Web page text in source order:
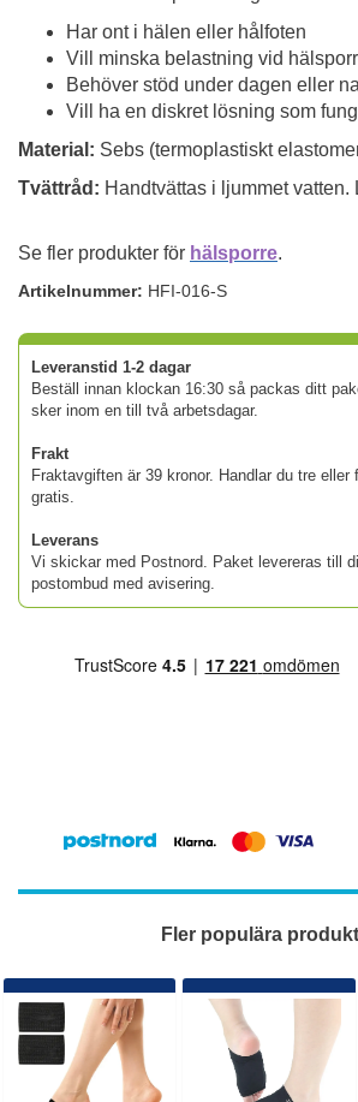
Har ont i hälen eller hålfoten
Vill minska belastning vid
Behöver stöd under dagen eller
Vill ha en diskret lösning som
Material: Sebs (termoplastiskt
Tvättråd: Handtvättas i ljummet vatten.
Se fler produkter för hälsporre.
Artikelnummer: HFI-016-S
Leveranstid 1-2 dagar
Beställ innan klockan 16:30 så packas ditt
sker inom en till två arbetsdagar.
Frakt
Fraktavgiften är 39 kronor. Handlar du tre eller
gratis.
Leverans
Vi skickar med Postnord. Paket levereras till
postombud med avisering.
Fler populära